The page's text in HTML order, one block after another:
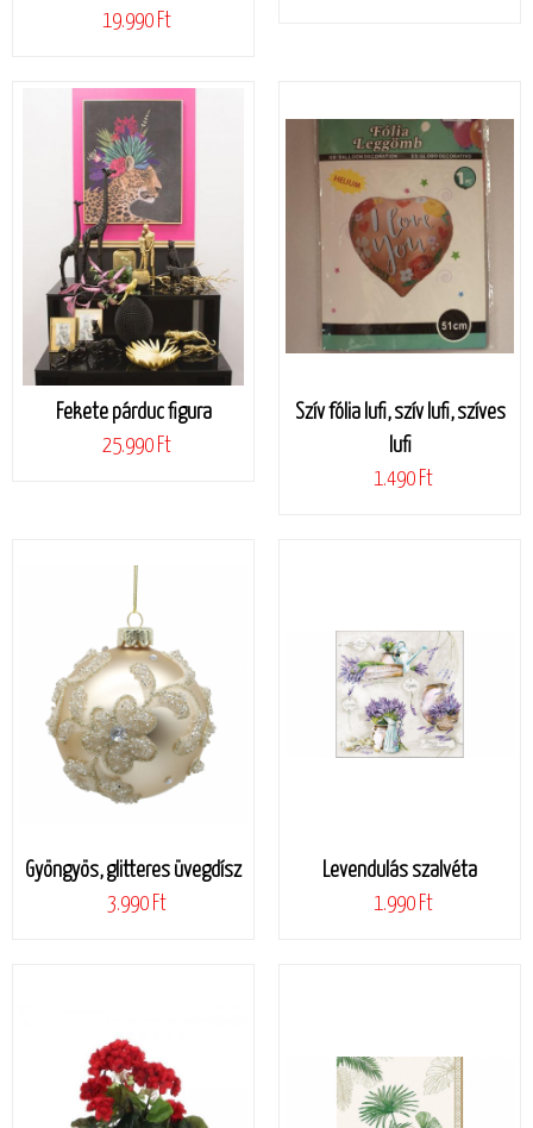
19.990 Ft
Fekete párduc figura
25.990 Ft
Szív fólia lufi, szív lufi, szíves
lufi
1.490 Ft
Gyöngyös, glitteres üvegdísz
3.990 Ft
Levendulás szalvéta
1.990 Ft